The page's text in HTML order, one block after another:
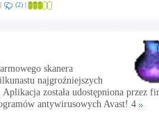
(2) |
skanera
najgroźniejszych
została udostępniona przez
antywirusowych Avast! 4